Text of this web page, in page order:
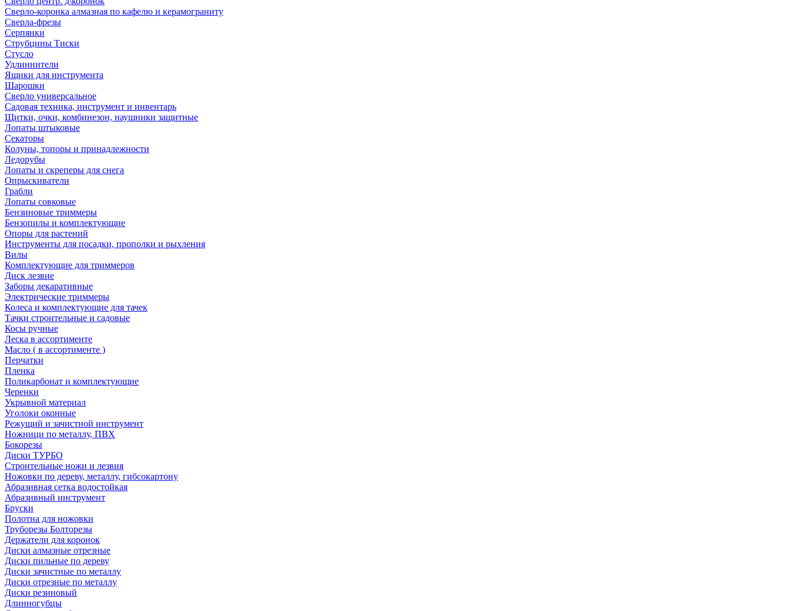
Сверло-коронка алмазная по кафелю и керамограниту
Сверла-фрезы
Серпянки
Струбцины Тиски
Стусло
Удлиннители
Ящики для инструмента
Шарошки
Сверло универсальное
Садовая техника, инструмент и инвентарь
Щитки, очки, комбинезон, наушники защитные
Лопаты штыковые
Секаторы
Колуны, топоры и принадлежности
Ледорубы
Лопаты и скреперы для снега
Опрыскиватели
Грабли
Лопаты совковые
Бензиновые триммеры
Бензопилы и комплектующие
Опоры для растений
Инструменты для посадки, прополки и рыхления
Вилы
Комплектующие для триммеров
Диск лезвие
Заборы декаративные
Электрические триммеры
Колеса и комплектующие для тачек
Тачки строительные и садовые
Косы ручные
Леска в ассортименте
Масло ( в ассортименте )
Перчатки
Пленка
Поликарбонат и комплектующие
Черенки
Укрывной материал
Уголоки оконные
Режущий и зачистной инструмент
Ножници по металлу, ПВХ
Бокорезы
Диски ТУРБО
Строительные ножи и лезвия
Ножовки по дереву, металлу, гибсокартону
Абразивная сетка водостойкая
Абразивный инструмент
Бруски
Полотна для ножовки
Труборезы Болторезы
Держатели для коронок
Диски алмазные отрезные
Диски пильные по дереву
Диски зачистные по металлу
Диски отрезные по металлу
Диски резиновый
Длинногубцы